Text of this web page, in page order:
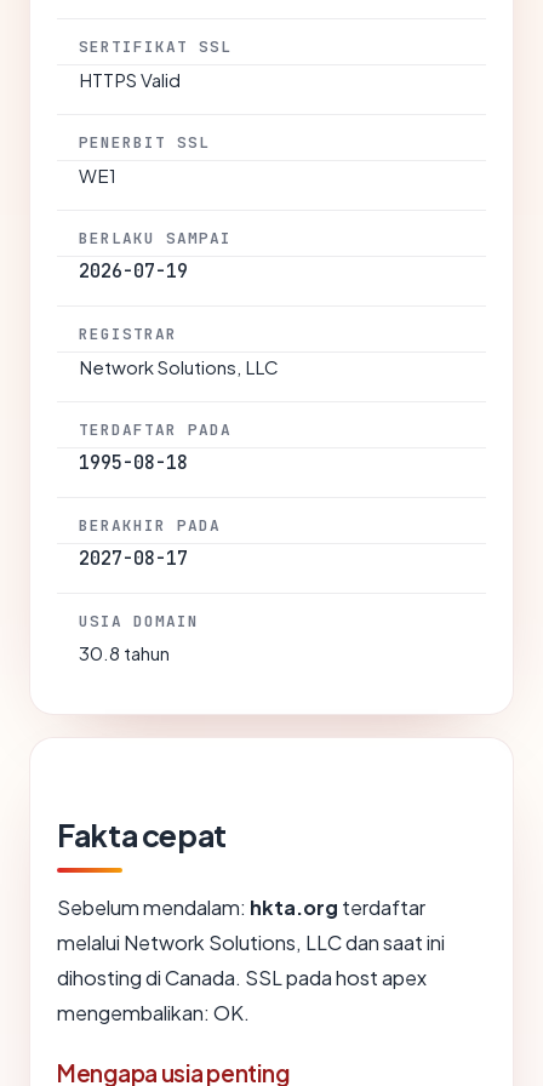
SERTIFIKAT SSL
HTTPS Valid
PENERBIT SSL
WE1
BERLAKU SAMPAI
2026-07-19
REGISTRAR
Network Solutions, LLC
TERDAFTAR PADA
1995-08-18
BERAKHIR PADA
2027-08-17
USIA DOMAIN
30.8 tahun
Fakta cepat
Sebelum mendalam: hkta.org terdaftar
melalui Network Solutions, LLC dan saat ini
dihosting di Canada. SSL pada host apex
mengembalikan: OK.
Mengapa usia penting